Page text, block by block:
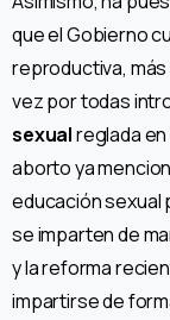
que el Gobierno
reproductiva,
vez por todas
sexualreglada en
aborto ya
educación sexual
se imparten de
y la reforma
impartirse de